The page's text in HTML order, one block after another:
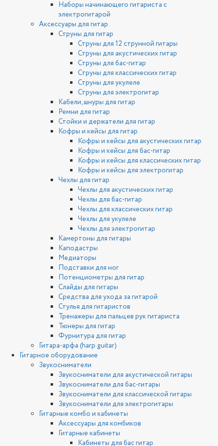
Наборы начинающего гитариста с
электрогитарой
Аксессуары для гитар
Струны для гитар
Струны для 12 струнной гитары
Струны для акустических гитар
Струны для бас-гитар
Струны для классических гитар
Струны для укулеле
Струны для электрогитар
Кабели, шнуры для гитар
Ремни для гитар
Стойки и держатели для гитар
Кофры и кейсы для гитар
Кофры и кейсы для акустических гитар
Кофры и кейсы для бас-гитар
Кофры и кейсы для классических гитар
Кофры и кейсы для электрогитар
Чехлы для гитар
Чехлы для акустических гитар
Чехлы для бас-гитар
Чехлы для классических гитар
Чехлы для укулеле
Чехлы для электрогитар
Камертоны для гитары
Каподастры
Медиаторы
Подставки для ног
Потенциометры для гитар
Слайды для гитары
Средства для ухода за гитарой
Стулья для гитаристов
Тренажеры для пальцев рук гитариста
Тюнеры для гитар
Фурнитура для гитар
Гитара-арфа (harp guitar)
Гитарное оборудование
Звукосниматели
Звукосниматели для акустической гитары
Звукосниматели для бас-гитары
Звукосниматели для классической гитары
Звукосниматели для электрогитары
Гитарные комбо и кабинеты
Аксессуары для комбиков
Гитарные кабинеты
Кабинеты для бас гитар